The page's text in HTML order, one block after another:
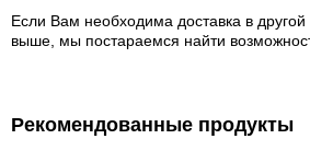
Если Вам необходима доставка в
выше, мы постараемся найти
Рекомендованные продукты